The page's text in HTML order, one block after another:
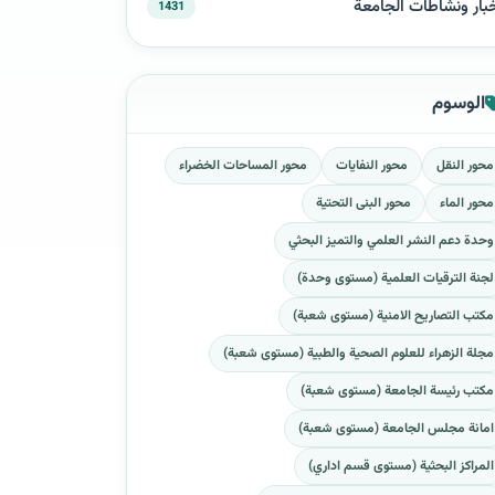
ونشاطات الجامعة 1431
الوسوم
محور النقل محور النفايات
محور المساحات الخضراء
محور الماء
محور البنى التحتية
وحدة دعم النشر العلمي والتميز البحثي
لجنة الترقيات العلمية (مستوى وحدة)
مكتب التصاريح الامنية (مستوى شعبة)
مجلة الزهراء للعلوم الصحية والطبية (مستوى شعبة)
مكتب رئيسة الجامعة (مستوى شعبة)
امانة مجلس الجامعة (مستوى شعبة)
المراكز البحثية (مستوى قسم اداري)